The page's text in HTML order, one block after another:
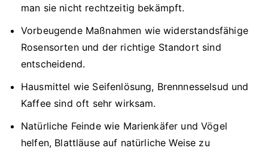
man sie nicht rechtzeitig bekämpft.
Vorbeugende Maßnahmen wie widerstandsfähige
Rosensorten und der richtige Standort sind
entscheidend.
Hausmittel wie Seifenlösung, Brennnesselsud und
Kaffee sind oft sehr wirksam.
Natürliche Feinde wie Marienkäfer und Vögel
helfen, Blattläuse auf natürliche Weise zu